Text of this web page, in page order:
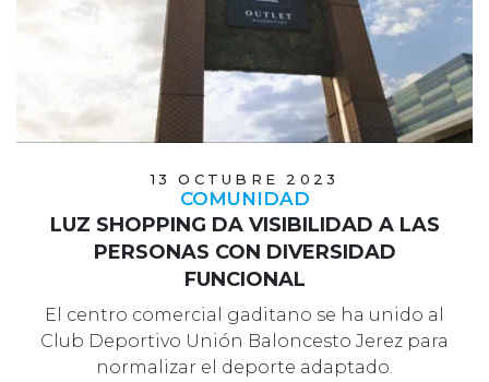
13 OCTUBRE 2023
COMUNIDAD
LUZ SHOPPING DA VISIBILIDAD A LAS
PERSONAS CON DIVERSIDAD
FUNCIONAL
El centro comercial gaditano se ha unido al
Club Deportivo Unión Baloncesto Jerez para
normalizar el deporte adaptado.